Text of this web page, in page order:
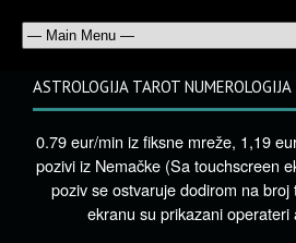
ASTROLOGIJA TAROT
0.79 eur/min iz fiksne mreže, 1,19
pozivi iz Nemačke (Sa touchscreen
poziv se ostvaruje dodirom na
ekranu su prikazani operateri